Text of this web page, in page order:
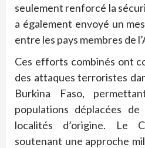
seulement renforcé la
a également envoyé un
entre les pays membres de
Ces efforts combinés ont
des attaques terroristes
Burkina Faso,
populations déplacées
localités d’origine. Le
soutenant une approche